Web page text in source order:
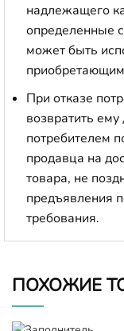
надлежащего
определенные
может быть
При отказе
возвратить
потребителем
продавца на
товара, не
предъявления
требования.
ПОХОЖИЕ